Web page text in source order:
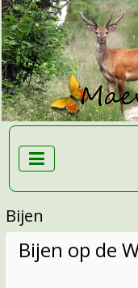
Bijen
Bijen op de